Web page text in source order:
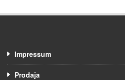
Impressum
Prodaja